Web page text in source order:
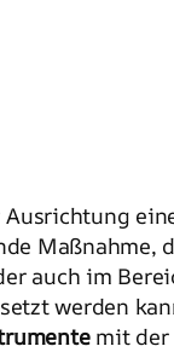
Maßnahme,
auch im
werden
mit der